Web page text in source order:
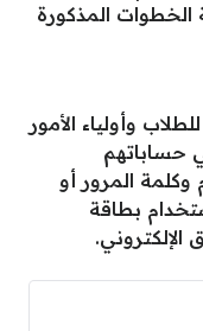
المذكورة
وأولياء الأمور
حساباتهم
المرور أو
بطاقة
الإلكتروني.